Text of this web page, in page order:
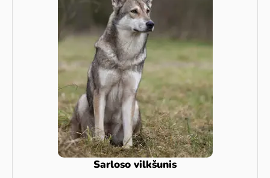
Sarloso vilkšunis